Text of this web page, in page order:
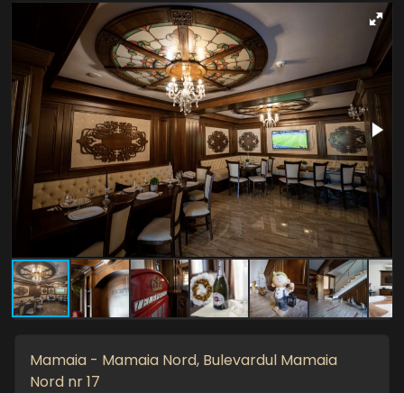
Mamaia - Mamaia Nord, Bulevardul Mamaia
Nord nr 17